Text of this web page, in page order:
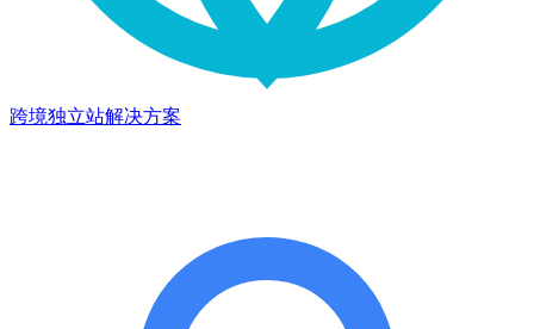
跨境独立站解决方案